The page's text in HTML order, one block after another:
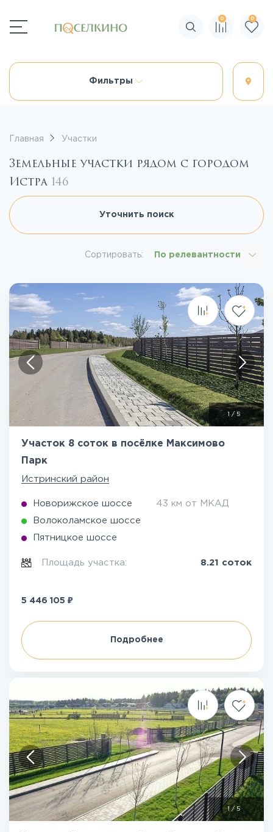
Поиск по сайту
0 0
Фильтры
Главная Участки
Земельные участки рядом с городом
Истра 146
Уточнить поиск
Сортировать: По релевантности
/ 5
Участок 8 соток в посёлке Максимово
Парк
Истринский район
Новорижское шоссе 43 км от МКАД
Волоколамское шоссе
Пятницкое шоссе
Площадь участка: 8.21 соток
5 446 105 ₽
Подробнее
1 /5